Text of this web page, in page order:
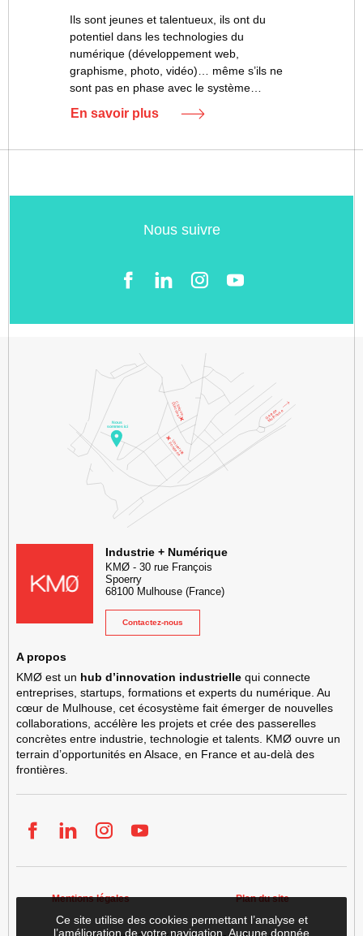
Ils sont jeunes et talentueux, ils ont du
potentiel dans les technologies du
numérique (développement web,
graphisme, photo, vidéo)… même s’ils ne
sont pas en phase avec le système…
En savoir plus
Nous suivre
KMØ Hub d’innovation industrielle et lieu événementiel au cœur
Industrie + Numérique
KMØ- 30 rue François
Spoerry
68100 Mulhouse (France)
Contactez-nous
A propos
KMØ est un hub d’innovation industrielle qui connecte
entreprises, startups, formations et experts du numérique. Au
cœur de Mulhouse, cet écosystème fait émerger de nouvelles
collaborations, accélère les projets et crée des passerelles
concrètes entre industrie, technologie et talents. KMØ ouvre un
terrain d’opportunités en Alsace, en France et au-delà des
frontières.
Mentions légales Plan du site
Ce site utilise des cookies permettant l’analyse et
l’amélioration de votre navigation. Aucune donnée